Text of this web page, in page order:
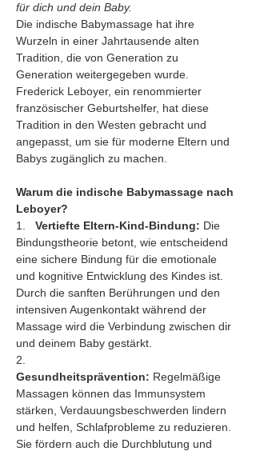
für dich und dein Baby.
Die indische Babymassage hat ihre
Wurzeln in einer Jahrtausende alten
Tradition, die von Generation zu
Generation weitergegeben wurde.
Frederick Leboyer, ein renommierter
französischer Geburtshelfer, hat diese
Tradition in den Westen gebracht und
angepasst, um sie für moderne Eltern und
Babys zugänglich zu machen.
Warum die indische Babymassage nach
Leboyer?
1. Vertiefte Eltern-Kind-Bindung: Die
Bindungstheorie betont, wie entscheidend
eine sichere Bindung für die emotionale
und kognitive Entwicklung des Kindes ist.
Durch die sanften Berührungen und den
intensiven Augenkontakt während der
Massage wird die Verbindung zwischen dir
und deinem Baby gestärkt.
2.
Gesundheitsprävention: Regelmäßige
Massagen können das Immunsystem
stärken, Verdauungsbeschwerden lindern
und helfen, Schlafprobleme zu reduzieren.
Sie fördern auch die Durchblutung und